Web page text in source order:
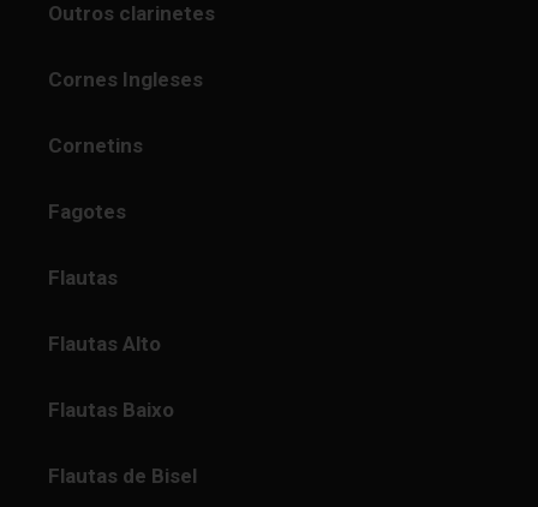
Outros clarinetes
Cornes Ingleses
Cornetins
Fagotes
Flautas
Flautas Alto
Flautas Baixo
Flautas de Bisel